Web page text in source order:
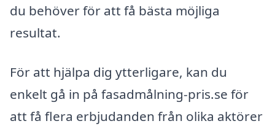
du behöver för att få bästa möjliga
resultat.
För att hjälpa dig ytterligare, kan du
enkelt gå in på fasadmålning-pris.se för
att få flera erbjudanden från olika aktörer